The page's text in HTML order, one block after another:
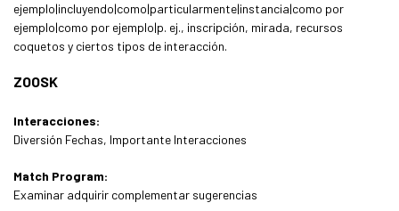
ejemplo|incluyendo|como|particularmente|instancia|como por
ejemplo|como por ejemplo|p. ej., inscripción, mirada, recursos
coquetos y ciertos tipos de interacción.
ZOOSK
Interacciones:
Diversión Fechas, Importante Interacciones
Match Program:
Examinar adquirir complementar sugerencias